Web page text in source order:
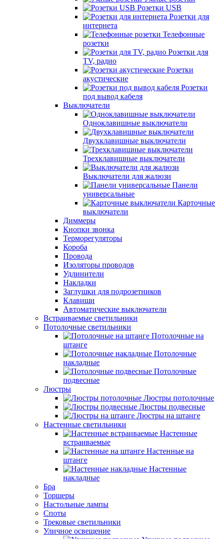
Розетки USB
Розетки для
интернета
Телефонные
розетки
Розетки для
TV, радио
Розетки
акустические
Розетки
под вывод кабеля
Выключатели
Одноклавишные выключатели
Двухклавишные выключатели
Трехклавишные выключатели
Выключатели для жалюзи
Панели
универсальные
Карточные
выключатели
Диммеры
Кнопки звонка
Терморегуляторы
Короба
Провода
Изоляторы проводов
Удлинители
Накладки
Заглушки для подрозетников
Клавиши
Автоматические выключатели
Встраиваемые светильники
Потолочные светильники
Потолочные на
штанге
Потолочные
накладные
Потолочные
подвесные
Люстры
Люстры потолочные
Люстры подвесные
Люстры на штанге
Настенные светильники
Настенные
встраиваемые
Настенные на
штанге
Настенные
накладные
Бра
Торшеры
Настольные лампы
Споты
Трековые светильники
Уличное освещение